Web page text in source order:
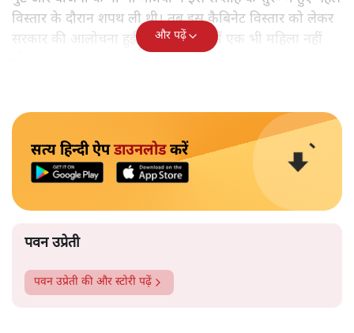
विस्तार के दौरान शपथ ली थी। तब इस कैबिनेट विस्तार को लेकर
सरकार की आलोचना हुई थी क्योंकि उसमें एक भी महिला नहीं
और पढ़ें
सत्य हिन्दी ऐपडाउनलोडकरें
पवन उप्रेती
पवन उप्रेती की और स्टोरी पढ़ें